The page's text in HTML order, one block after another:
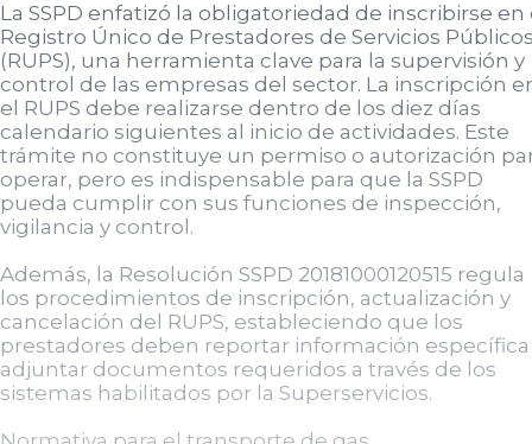
La SSPD enfatizó la obligatoriedad de inscribirse en
Registro Único de Prestadores de Servicios
(RUPS), una herramienta clave para la supervisión y
control de las empresas del sector. La inscripción
el RUPS debe realizarse dentro de los diez días
calendario siguientes al inicio de actividades. Este
trámite no constituye un permiso o autorización
operar, pero es indispensable para que la SSPD
pueda cumplir con sus funciones de inspección,
vigilancia y control.
Además, la Resolución SSPD 20181000120515 regula
los procedimientos de inscripción, actualización y
cancelación del RUPS, estableciendo que los
prestadores deben reportar información específica
adjuntar documentos requeridos a través de los
sistemas habilitados por la Superservicios.